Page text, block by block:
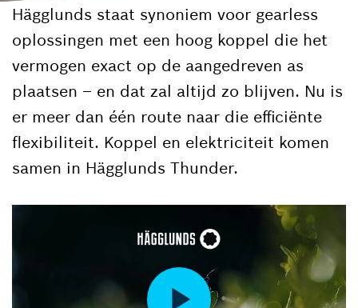
Hägglunds staat synoniem voor gearless
oplossingen met een hoog koppel die het
vermogen exact op de aangedreven as
plaatsen – en dat zal altijd zo blijven. Nu is
er meer dan één route naar die efficiënte
flexibiliteit. Koppel en elektriciteit komen
samen in Hägglunds Thunder.